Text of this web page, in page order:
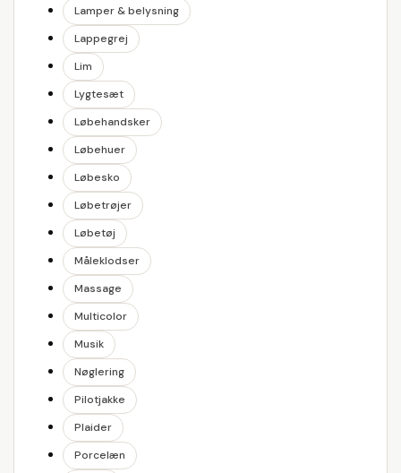
Lamper & belysning
Lappegrej
Lim
Lygtesæt
Løbehandsker
Løbehuer
Løbesko
Løbetrøjer
Løbetøj
Måleklodser
Massage
Multicolor
Musik
Nøglering
Pilotjakke
Plaider
Porcelæn